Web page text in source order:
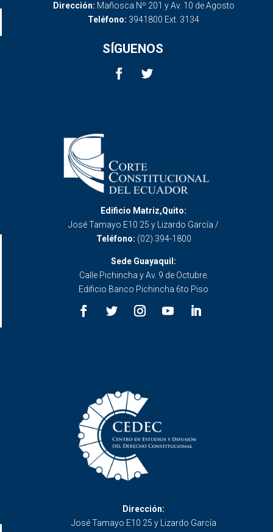
Dirección: Mañosca Nº 201 y Av. 10 de Agosto
Teléfono: 3941800 Ext. 3134
SÍGUENOS
Edificio Matriz,Quito:
José Tamayo E10 25 y Lizardo García /
Teléfono: (02) 394-1800
Sede Guayaquil:
Calle Pichincha y Av. 9 de Octubre.
Edificio Banco Pichincha 6to Piso
Dirección:
José Tamayo E10 25 y Lizardo García